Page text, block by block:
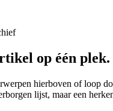
op één plek.
hierboven of loop
lijst, maar een